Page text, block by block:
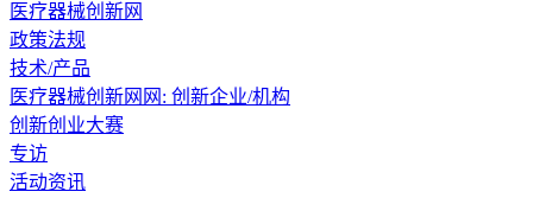
医疗器械创新网
政策法规
技术/产品
医疗器械创新网网: 创新企业/机构
创新创业大赛
专访
活动资讯